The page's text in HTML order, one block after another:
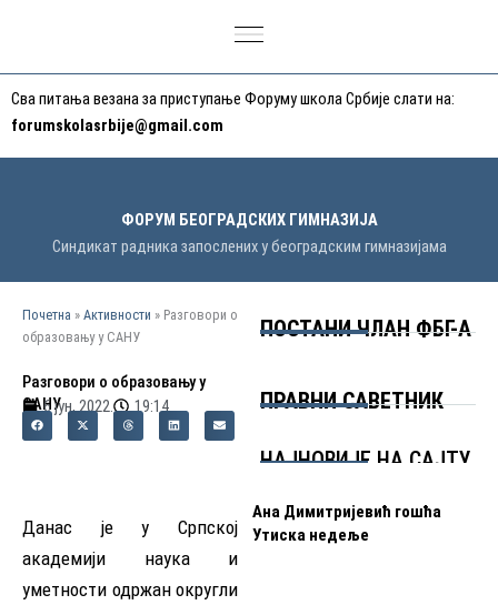
Сва питања везана за приступање Форуму школа Србије слати на:
forumskolasrbije@gmail.com
ФОРУМ БЕОГРАДСКИХ ГИМНАЗИЈА
Синдикат радника запослених у београдским гимназијама
Почетна » Активности » Разговори о
образовању у САНУ
Разговори о образовању у
САНУ6 јун, 2022. 19:14
Данас је у Српској
академији наука и
уметности одржан округли
ПОСТАНИ ЧЛАН ФБГ-А
ПРАВНИ САВЕТНИК
НАЈНОВИЈЕ НА САЈТУ
Ана Димитријевић гошћа
Утиска недеље